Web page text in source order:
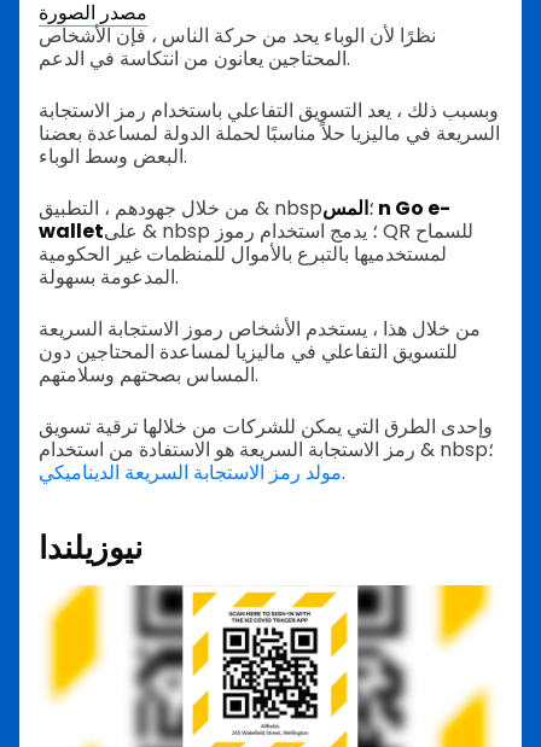
مصدر الصورة
نظرًا لأن الوباء يحد من حركة الناس ، فإن الأشخاص
المحتاجين يعانون من انتكاسة في الدعم.
وبسبب ذلك ، يعد التسويق التفاعلي باستخدام رمز الاستجابة
السريعة في ماليزيا حلاً مناسبًا لحملة الدولة لمساعدة بعضنا
البعض وسط الوباء.
من خلال جهودهم ، التطبيق & nbsp؛المس n Go e-
walletعلى & nbsp ؛ يدمج استخدام رموز QR للسماح
لمستخدميها بالتبرع بالأموال للمنظمات غير الحكومية
المدعومة بسهولة.
من خلال هذا ، يستخدم الأشخاص رموز الاستجابة السريعة
للتسويق التفاعلي في ماليزيا لمساعدة المحتاجين دون
المساس بصحتهم وسلامتهم.
وإحدى الطرق التي يمكن للشركات من خلالها ترقية تسويق
رمز الاستجابة السريعة هو الاستفادة من استخدام & nbsp؛
مولد رمز الاستجابة السريعة الديناميكي.
نيوزيلندا